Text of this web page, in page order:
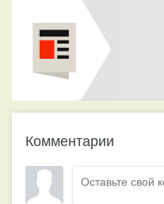
Комментарии